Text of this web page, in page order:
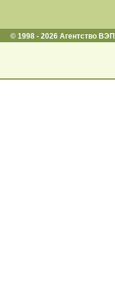
© 1998 - 2026 Агентство ВЭП